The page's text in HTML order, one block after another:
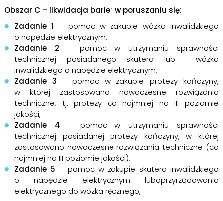
Obszar C – likwidacja barier w poruszaniu się:
Zadanie 1 – pomoc w zakupie wózka inwalidzkiego
o napędzie elektrycznym,
Zadanie 2 - pomoc w utrzymaniu sprawności
technicznej posiadanego skutera lub wózka
inwalidzkiego o napędzie elektrycznym,
Zadanie 3 - pomoc w zakupie protezy kończyny,
w której zastosowano nowoczesne rozwiązania
techniczne, tj. protezy co najmniej na III poziomie
jakości,
Zadanie 4 - pomoc w utrzymaniu sprawności
technicznej posiadanej protezy kończyny, w której
zastosowano nowoczesne rozwiązania techniczne (co
najmniej na III poziomie jakości),
Zadanie 5 – pomoc w zakupie skutera inwalidzkiego
o napędzie elektrycznym luboprzyrządowania
elektrycznego do wózka ręcznego,